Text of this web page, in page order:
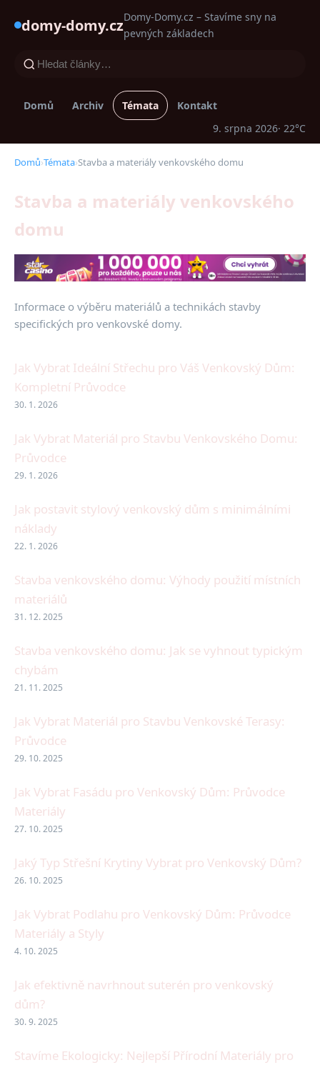
domy-domy.czDomy-Domy.cz – Stavíme sny na
pevných základech
Domů Archiv Témata
Kontakt
9. srpna 2026· 22°C
Domů›Témata›Stavba a materiály venkovského domu
Stavba a materiály venkovského
domu
Informace o výběru materiálů a technikách stavby
specifických pro venkovské domy.
Jak Vybrat Ideální Střechu pro Váš Venkovský Dům:
Kompletní Průvodce
30. 1. 2026
Jak Vybrat Materiál pro Stavbu Venkovského Domu:
Průvodce
29. 1. 2026
Jak postavit stylový venkovský dům s minimálními
náklady
22. 1. 2026
Stavba venkovského domu: Výhody použití místních
materiálů
31. 12. 2025
Stavba venkovského domu: Jak se vyhnout typickým
chybám
21. 11. 2025
Jak Vybrat Materiál pro Stavbu Venkovské Terasy:
Průvodce
29. 10. 2025
Jak Vybrat Fasádu pro Venkovský Dům: Průvodce
Materiály
27. 10. 2025
Jaký Typ Střešní Krytiny Vybrat pro Venkovský Dům?
26. 10. 2025
Jak Vybrat Podlahu pro Venkovský Dům: Průvodce
Materiály a Styly
4. 10. 2025
Jak efektivně navrhnout suterén pro venkovský
dům?
30. 9. 2025
Stavíme Ekologicky: Nejlepší Přírodní Materiály pro